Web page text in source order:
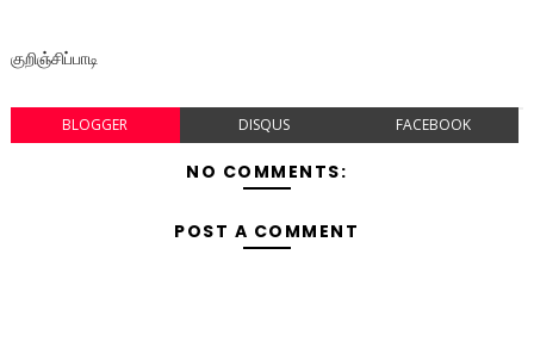
குறிஞ்சிப்பாடி
BLOGGER DISQUS FACEBOOK
NO COMMENTS:
POST A COMMENT